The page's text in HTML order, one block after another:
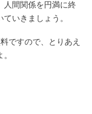
人間関係を円満に終
いきましょう。
ですので、とりあえ